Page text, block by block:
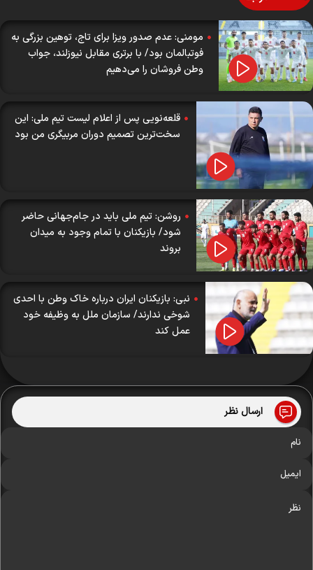
مومنی: عدم صدور ویزا برای تاج، توهین بزرگی به
فوتبالمان بود/ با برتری مقابل نیوزلند، جواب
وطن فروشان را می‌دهیم
قلعه‌نویی پس از اعلام لیست تیم ملی: این
سخت‌ترین تصمیم دوران مربیگری من بود
روشن: تیم ملی باید در جام‌جهانی حاضر
شود/ بازیکنان با تمام وجود به میدان
بروند
نبی: بازیکنان ایران درباره خاک وطن با احدی
شوخی ندارند/ سازمان ملل به وظیفه خود
عمل کند
ارسال نظر